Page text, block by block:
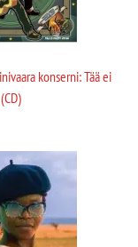
konserni: Tää ei